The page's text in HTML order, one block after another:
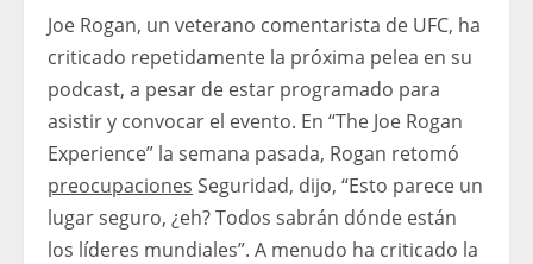
Joe Rogan, un veterano comentarista de UFC, ha
criticado repetidamente la próxima pelea en su
podcast, a pesar de estar programado para
asistir y convocar el evento. En “The Joe Rogan
Experience” la semana pasada, Rogan retomó
preocupaciones Seguridad, dijo, “Esto parece un
lugar seguro, ¿eh? Todos sabrán dónde están
los líderes mundiales”. A menudo ha criticado la